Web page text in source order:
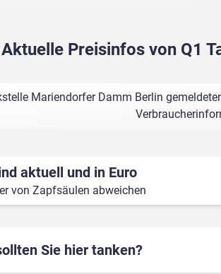
Aktuelle Preisinfos von Q1
Mariendorfer Damm Berlin
aktuell und in Euro
von Zapfsäulen abweichen
Sie hier tanken?